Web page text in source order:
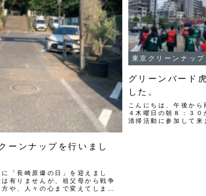
ーンナップを行いまし
「長崎原爆の日」を迎えまし
有りませんが、祖父母から戦争
や、人々の心まで変えてしまう
東京クリーンナップ
グリーンバード
した。
こんにちは、午後か
４木曜日の朝８：３
清掃活動に参加して来